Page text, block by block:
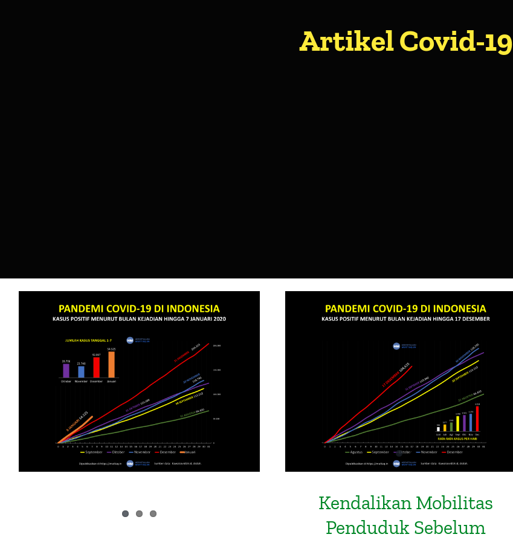
Artikel Covid-19
Kebijakan Pembatasan Mobilitas
Penduduk yang Terlambat dan
Setengah Hati
Kendalikan Mobilitas Penduduk
Sebelum Ledakan yang Lebih Besar
Terjadi
Kendalikan Mobilitas
Penduduk Sebelum